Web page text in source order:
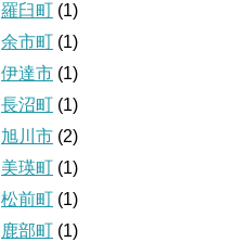
羅臼町 (1)
余市町 (1)
伊達市 (1)
長沼町 (1)
旭川市 (2)
美瑛町 (1)
松前町 (1)
鹿部町 (1)